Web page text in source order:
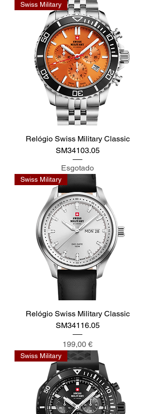
Swiss Military
Relógio Swiss Military Classic
SM34103.05
Esgotado
Swiss Military
Relógio Swiss Military Classic
SM34116.05
Preço
199,00 €
Swiss Military